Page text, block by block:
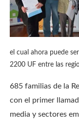
el cual ahora puede
2200 UF entre las
685 familias de la
con el primer
media y sectores